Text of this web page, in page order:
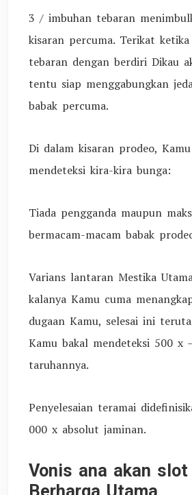
3 / imbuhan tebaran
kisaran percuma. Terikat
tebaran dengan berdiri Dikau
tentu siap menggabungkan
babak percuma.
Di dalam kisaran prodeo,
mendeteksi kira-kira bunga:
Tiada pengganda maupun
bermacam-macam babak
Varians lantaran Mestika
kalanya Kamu cuma
dugaan Kamu, selesai ini
Kamu bakal mendeteksi 500 x
taruhannya.
Penyelesaian teramai
000 x absolut jaminan.
Vonis ana akan slot